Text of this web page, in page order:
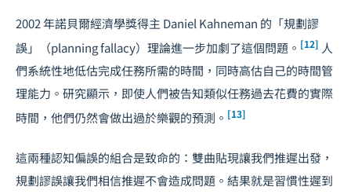
2002 年諾貝爾經濟學獎得主 Daniel Kahneman 的「規劃謬
誤」（planning fallacy）理論進一步加劇了這個問題。 [12] 人
們系統性地低估完成任務所需的時間，同時高估自己的時間管
理能力。研究顯示，即使人們被告知類似任務過去花費的實際
時間，他們仍然會做出過於樂觀的預測。 [13]
這兩種認知偏誤的組合是致命的：雙曲貼現讓我們推遲出發，
規劃謬誤讓我們相信推遲不會造成問題。結果就是習慣性遲到